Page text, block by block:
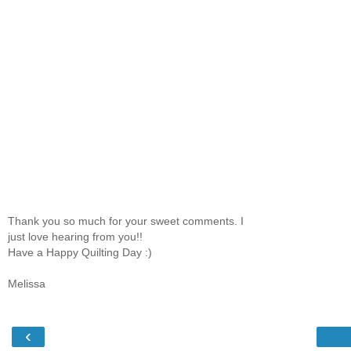
Thank you so much for your sweet comments. I
just love hearing from you!!
Have a Happy Quilting Day :)
Melissa
‹